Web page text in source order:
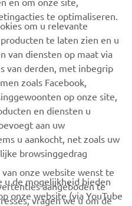
komt over de nieuwste deals,
en nog veel meer
te optimaliseren.
om u relevante
te laten zien en u
van diensten op maat via
van derden, met inbegrip
zoals Facebook,
op onze site,
en diensten u
aan uw
u aankocht, net zoals uw
browsinggedrag
u de mogelijkheid bieden
onze website (via YouTube
onze website wenst te
aangeboden te
vragen we u om de